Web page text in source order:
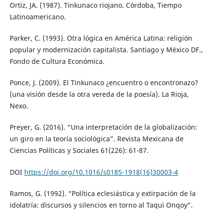
Ortiz, JA. (1987). Tinkunaco riojano. Córdoba, Tiempo
Latinoamericano.
Parker, C. (1993). Otra lógica en América Latina: religión
popular y modernización capitalista. Santiago y México DF.,
Fondo de Cultura Económica.
Ponce, J. (2009). El Tinkunaco ¿encuentro o encontronazo?
(una visión desde la otra vereda de la poesía). La Rioja,
Nexo.
Preyer, G. (2016). “Una interpretación de la globalización:
un giro en la teoría sociológica”. Revista Mexicana de
Ciencias Políticas y Sociales 61(226): 61-87.
DOI https://doi.org/10.1016/s0185-1918(16)30003-4
Ramos, G. (1992). “Política eclesiástica y extirpación de la
idolatría: discursos y silencios en torno al Taqui Onqoy”.